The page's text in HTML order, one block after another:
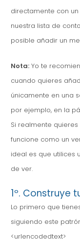
directamente con
nuestra lista de
posible añadir un
Nota: Yo te
cuando quieres
únicamente en una
por ejemplo, en la
Si realmente
funcione como un
ideal es que utilices
de ver.
1º. Construye
Lo primero que
siguiendo este
<urlencodedtext>